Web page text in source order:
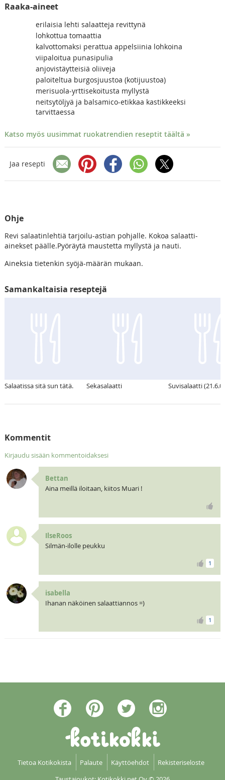
Raaka-aineet
erilaisia lehti salaatteja revittynä
lohkottua tomaattia
kalvottomaksi perattua appelsiinia lohkoina
viipaloitua punasipulia
anjovistäytteisiä oliiveja
paloiteltua burgosjuustoa (kotijuustoa)
merisuola-yrttisekoitusta myllystä
neitsytöljyä ja balsamico-etikkaa kastikkeeksi
tarvittaessa
Katso myös uusimmat ruokatrendien reseptit täältä »
Jaa resepti
Ohje
Revi salaatinlehtiä tarjoilu-astian pohjalle. Kokoa salaatti-
ainekset päälle.Pyöräytä maustetta myllystä ja nauti.
Aineksia tietenkin syöjä-määrän mukaan.
Samankaltaisia reseptejä
Salaatissa sitä sun tätä. Sekasalaatti Suvisalaatti
Kommentit
Kirjaudu sisään kommentoidaksesi
Bettan
Aina meillä iloitaan, kiitos Muari !
IlseRoos
Silmän-ilolle peukku
1
isabella
Ihanan näköinen salaattiannos =)
1
Tietoa Kotikokista Palaute Käyttöehdot
Rekisteriseloste